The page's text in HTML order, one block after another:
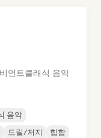
언트클래식 음악
음악
드릴/저지 힙합